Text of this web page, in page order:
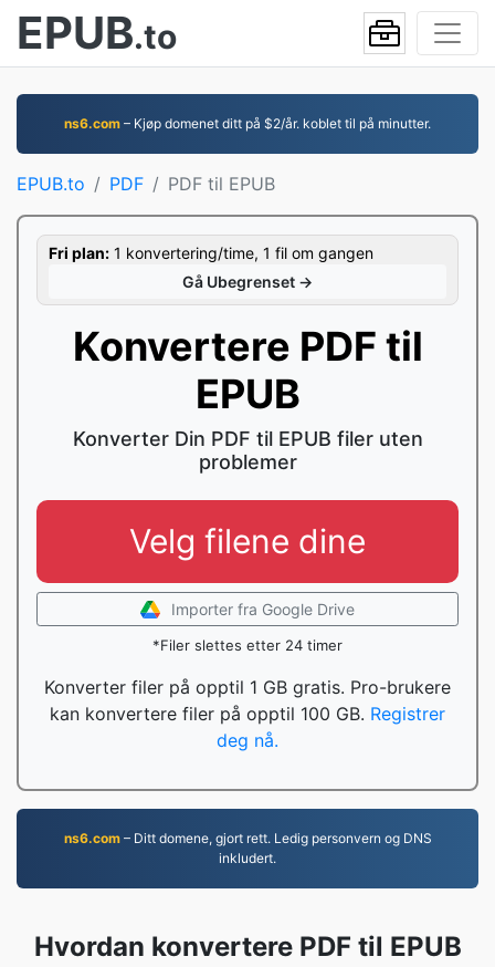
EPUB.to
ns6.com – Kjøp domenet ditt på $2/år. koblet til på minutter.
EPUB.to PDF PDF til EPUB
Fri plan: 1 konvertering/time, 1 fil om gangen
Gå Ubegrenset →
Konvertere PDF til
EPUB
Konverter Din PDF til EPUB filer uten
problemer
Velg filene dine
Importer fra Google Drive
*Filer slettes etter 24 timer
Konverter filer på opptil 1 GB gratis. Pro-brukere
kan konvertere filer på opptil 100 GB. Registrer
deg nå.
ns6.com– Ditt domene, gjort rett. Ledig personvern og DNS
inkludert.
Hvordan konvertere PDF til EPUB